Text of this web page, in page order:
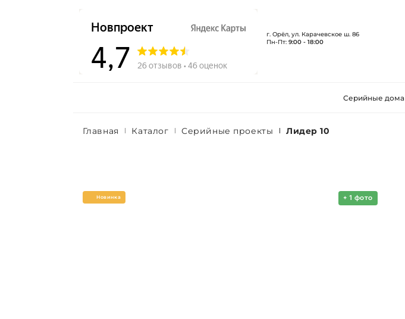
г. Орёл, ул. Карачевское ш. 86
Пн-Пт:9:00 - 18:00
Серийные дома
Главная Каталог Серийные проекты Лидер 10
Новинка + 1 фото